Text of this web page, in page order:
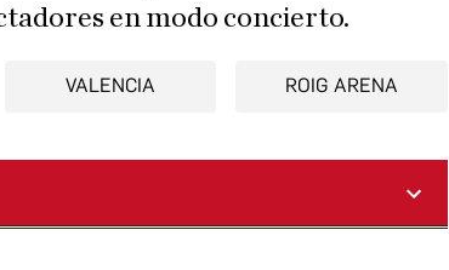
en modo concierto.
VALENCIA ROIG ARENA